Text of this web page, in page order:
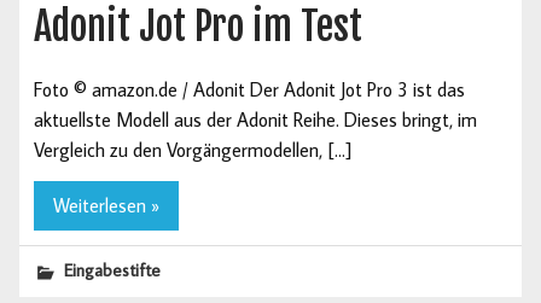
Adonit Jot Pro im Test
Foto © amazon.de / Adonit Der Adonit Jot Pro 3 ist das
aktuellste Modell aus der Adonit Reihe. Dieses bringt, im
Vergleich zu den Vorgängermodellen, […]
Weiterlesen »
Eingabestifte